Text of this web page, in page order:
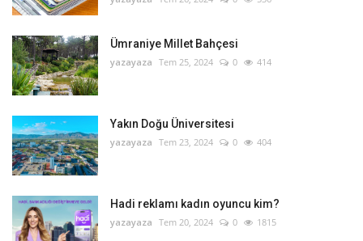
Ümraniye Millet Bahçesi
yazayaza Tem 25, 2024 0 414
Yakın Doğu Üniversitesi
yazayaza Tem 23, 2024 0 404
Hadi reklamı kadın oyuncu kim?
yazayaza Tem 20, 2024 0 1815